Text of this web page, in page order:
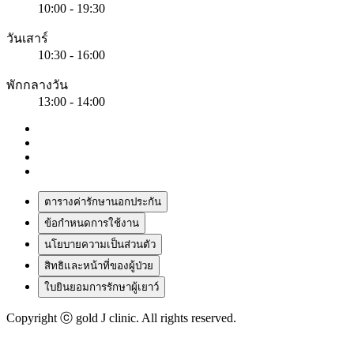
10:00 - 19:30
วันเสาร์
10:30 - 16:00
พักกลางวัน
13:00 - 14:00
ตารางค่ารักษานอกประกัน
ข้อกำหนดการใช้งาน
นโยบายความเป็นส่วนตัว
สิทธิและหน้าที่ของผู้ป่วย
ใบยินยอมการรักษาผู้เยาว์
Copyright ⓒ gold J clinic. All rights reserved.